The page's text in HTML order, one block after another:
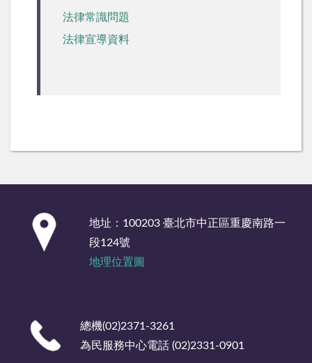
法律常識問題
法律宣導資料
地址：100203 臺北市中正區重慶南路一
段124號
地理位置圖
總機(02)2371-3261
為民服務中心電話 (02)2331-0901